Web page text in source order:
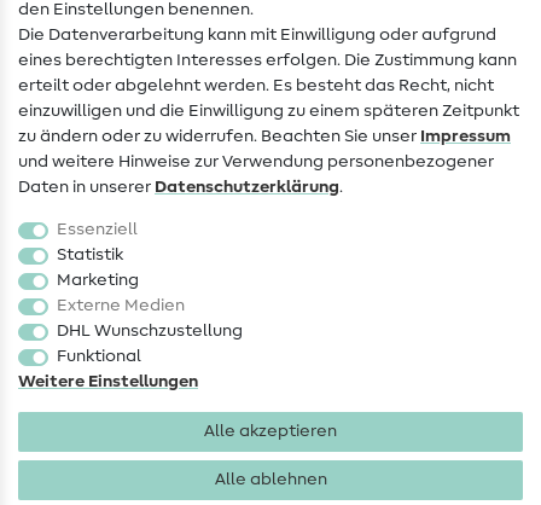
Widerrufsrecht
Beliebt
Stoffe
Sale
Schnittmuster
den Einstellungen benennen.
Die Datenverarbeitung kann mit Einwilligung oder aufgrund
eines berechtigten Interesses erfolgen. Die Zustimmung kann
erteilt oder abgelehnt werden. Es besteht das Recht, nicht
einzuwilligen und die Einwilligung zu einem späteren Zeitpunkt
zu ändern oder zu widerrufen. Beachten Sie unser Impressum
und weitere Hinweise zur Verwendung personenbezogener
Daten in unserer Daten­schutz­erklärung.
Essenziell
Statistik
Marketing
Externe Medien
DHL Wunschzustellung
Funktional
Weitere Einstellungen
Alle akzeptieren
Alle ablehnen
Impressum Datenschutz
AGB